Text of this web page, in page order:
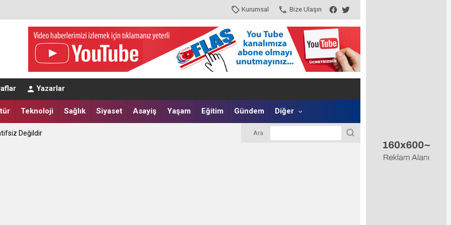
Kurumsal Bize Ulaşın
Yazarlar
Teknoloji Sağlık Siyaset Asayiş Yaşam Eğitim Gündem Diğer
Değildir Ara